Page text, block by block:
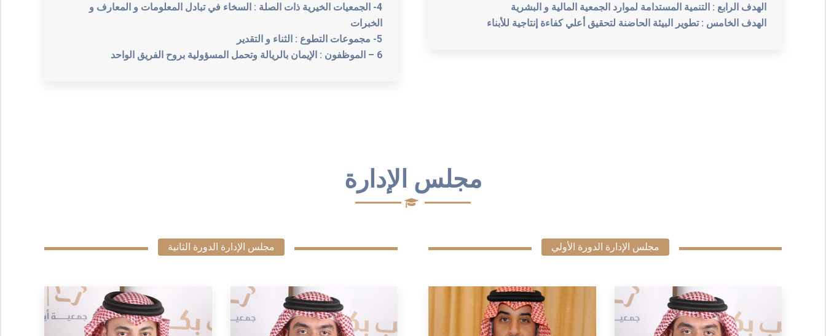
الهدف الرابع : التنمية المستدامة لموارد الجمعية المالية و البشرية
الهدف الخامس : تطوير البيئة الحاضنة لتحقيق أعلي كفاءة إنتاجية للأبناء
4- الجمعيات الخيرية ذات الصلة : السخاء في تبادل المعلومات و المعارف و
الخبرات
5- مجموعات التطوع : الثناء و التقدير
6 – الموظفون : الإيمان بالريالة وتحمل المسؤولية بروح الفريق الواحد
مجلس الإدارة
مجلس الإدارة الدورة الثانية مجلس الإدارة الدورة الأولي